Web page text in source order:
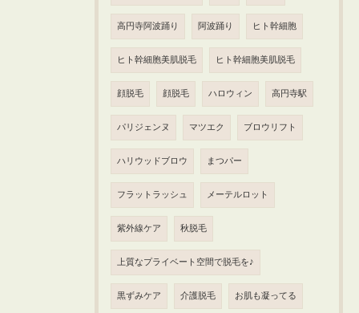
高円寺阿波踊り 阿波踊り ヒト幹細胞
ヒト幹細胞美肌脱毛 ヒト幹細胞美肌脱毛
顔脱毛 顔脱毛 ハロウィン 高円寺駅
パリジェンヌ マツエク ブロウリフト
ハリウッドブロウ まつパー
フラットラッシュ メーテルロット
紫外線ケア 秋脱毛
上質なプライベート空間で脱毛を♪
黒ずみケア 介護脱毛 お肌も凝ってる